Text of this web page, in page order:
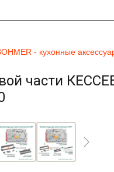
- кухонные
части